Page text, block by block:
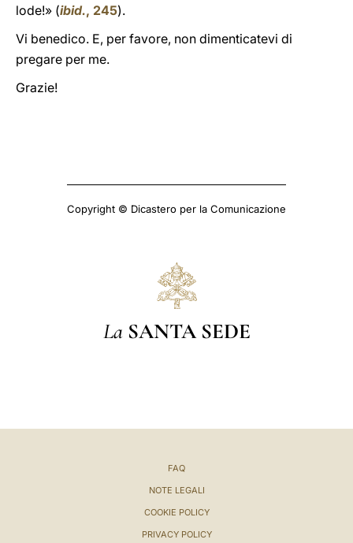
lode!» (ibid., 245).
Vi benedico. E, per favore, non dimenticatevi di
pregare per me.
Grazie!
Copyright © Dicastero per la Comunicazione
La SANTA SEDE
FAQ
NOTE LEGALI
COOKIE POLICY
PRIVACY POLICY